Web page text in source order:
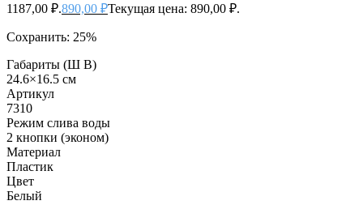
1187,00 ₽.890,00 ₽Текущая цена: 890,00 ₽.
Сохранить: 25%
Габариты (Ш В)
24.6×16.5 см
Артикул
7310
Режим слива воды
2 кнопки (эконом)
Материал
Пластик
Цвет
Белый